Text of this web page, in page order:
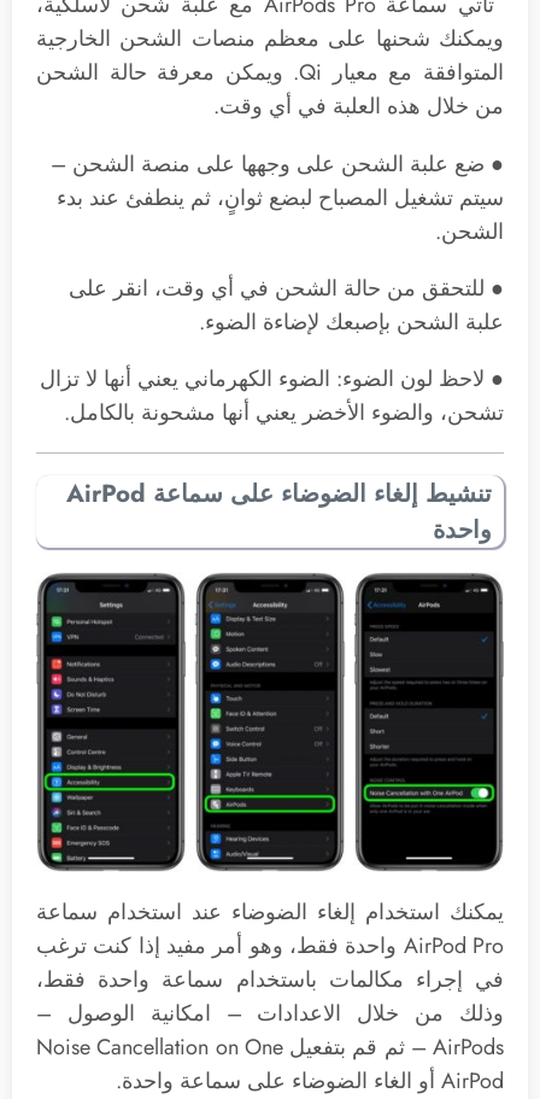
ويمكنك شحنها على معظم منصات الشحن الخارجية
المتوافقة مع معيار Qi. ويمكن معرفة حالة الشحن
من خلال هذه العلبة في أي وقت.
● ضع علبة الشحن على وجهها على منصة الشحن –
سيتم تشغيل المصباح لبضع ثوانٍ، ثم ينطفئ عند بدء
الشحن.
● للتحقق من حالة الشحن في أي وقت، انقر على
علبة الشحن بإصبعك لإضاءة الضوء.
● لاحظ لون الضوء: الضوء الكهرماني يعني أنها لا تزال
تشحن، والضوء الأخضر يعني أنها مشحونة بالكامل.
تنشيط إلغاء الضوضاء على سماعة AirPod
واحدة
يمكنك استخدام إلغاء الضوضاء عند استخدام سماعة
AirPod Pro واحدة فقط، وهو أمر مفيد إذا كنت ترغب
في إجراء مكالمات باستخدام سماعة واحدة فقط،
وذلك من خلال الاعدادات – امكانية الوصول –
AirPods‌ – ثم قم بتفعيل Noise Cancellation on One
AirPod أو الغاء الضوضاء على سماعة واحدة.